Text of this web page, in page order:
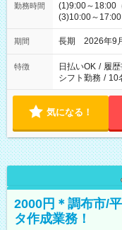
勤務時間
(1)9:00～18:00
(3)10:00～
期間 長期 2026年9
特徴 日払いOK / 履
シフト勤務 / 10
気になる！
2000円＊調布市/
タ作成業務！